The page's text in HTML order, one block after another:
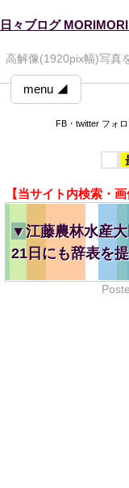
日々ブログ
高解像(1920pix幅)写真
menu ◢
FB・twitter フォ
【当サイト内検索・画
▼江藤農林水産
21日にも辞表を